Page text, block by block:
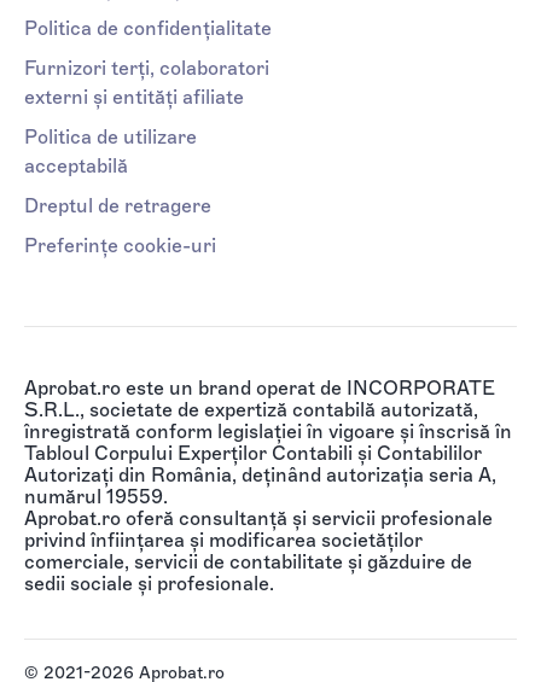
Politica de confidențialitate
Furnizori terți, colaboratori
externi și entități afiliate
Politica de utilizare
acceptabilă
Dreptul de retragere
Preferințe cookie-uri
Aprobat.ro este un brand operat de INCORPORATE
S.R.L., societate de expertiză contabilă autorizată,
înregistrată conform legislației în vigoare și înscrisă în
Tabloul Corpului Experților Contabili și Contabililor
Autorizați din România, deținând autorizația seria A,
numărul 19559.
Aprobat.ro oferă consultanță și servicii profesionale
privind înființarea și modificarea societăților
comerciale, servicii de contabilitate și găzduire de
sedii sociale și profesionale.
© 2021-2026 Aprobat.ro